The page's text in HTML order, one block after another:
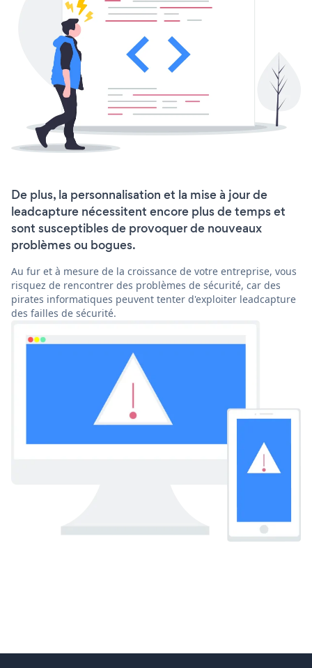
De plus, la personnalisation et la mise à jour de
leadcapture nécessitent encore plus de temps et
sont susceptibles de provoquer de nouveaux
problèmes ou bogues.
Au fur et à mesure de la croissance de votre entreprise, vous
risquez de rencontrer des problèmes de sécurité, car des
pirates informatiques peuvent tenter d'exploiter leadcapture
des failles de sécurité.